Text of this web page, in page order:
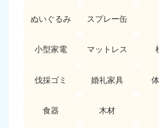
ぬいぐるみ スプレー缶
小型家電 マットレス
伐採ゴミ 婚礼家具
食器 木材
050-1881-5255
9:00〜19:00 年中無休
050-
9:00〜
静岡県